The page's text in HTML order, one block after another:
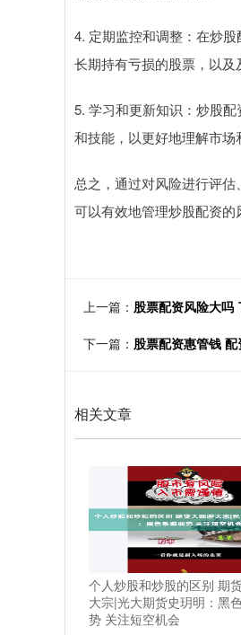
4. 定期监控和调整：在炒
长期持有亏损的股票，以及
5. 学习和更新知识：炒股
和技能，以更好地理解市场
总之，通过对风险进行评
可以有效地管理炒股配资的
上一篇： 股票配资风险大吗
下一篇： 股票配资惠管钱
相关文章
个人炒股和炒股的区别 期
大宗|光大期货史玥明：黑
势 关注短空机会